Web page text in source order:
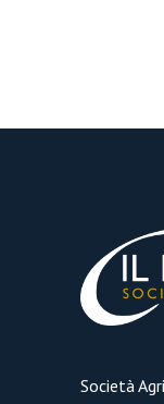
Società